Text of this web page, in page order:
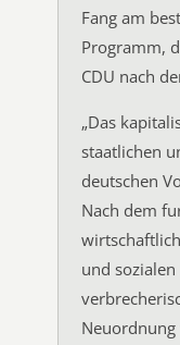
Fang am
Programm,
CDU nach
„Das
staatlichen
deutschen
Nach dem
und